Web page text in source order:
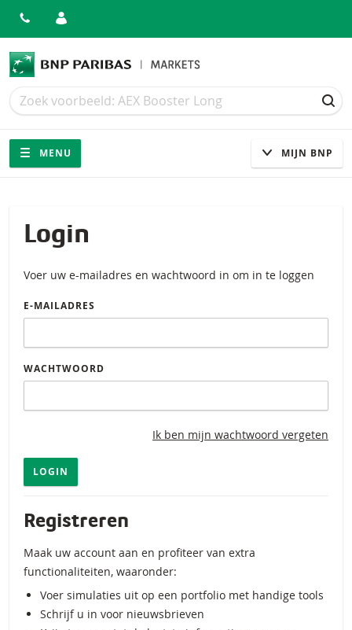
Zoek
Zoek
Navigatie
Site navigatie
MENU MIJN BNP
Login
Voer uw e-mailadres en wachtwoord in om in te loggen
E-MAILADRES
WACHTWOORD
Ik ben mijn wachtwoord vergeten
LOGIN
Registreren
Maak uw account aan en profiteer van extra
functionaliteiten, waaronder:
Voer simulaties uit op een portfolio met handige tools
Schrijf u in voor nieuwsbrieven